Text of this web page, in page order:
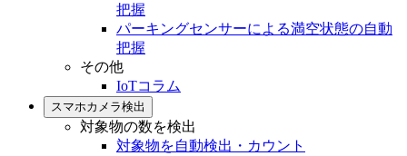
把握
パーキングセンサーによる満空状態の自動
把握
その他
IoTコラム
スマホカメラ検出
対象物の数を検出
対象物を自動検出・カウント